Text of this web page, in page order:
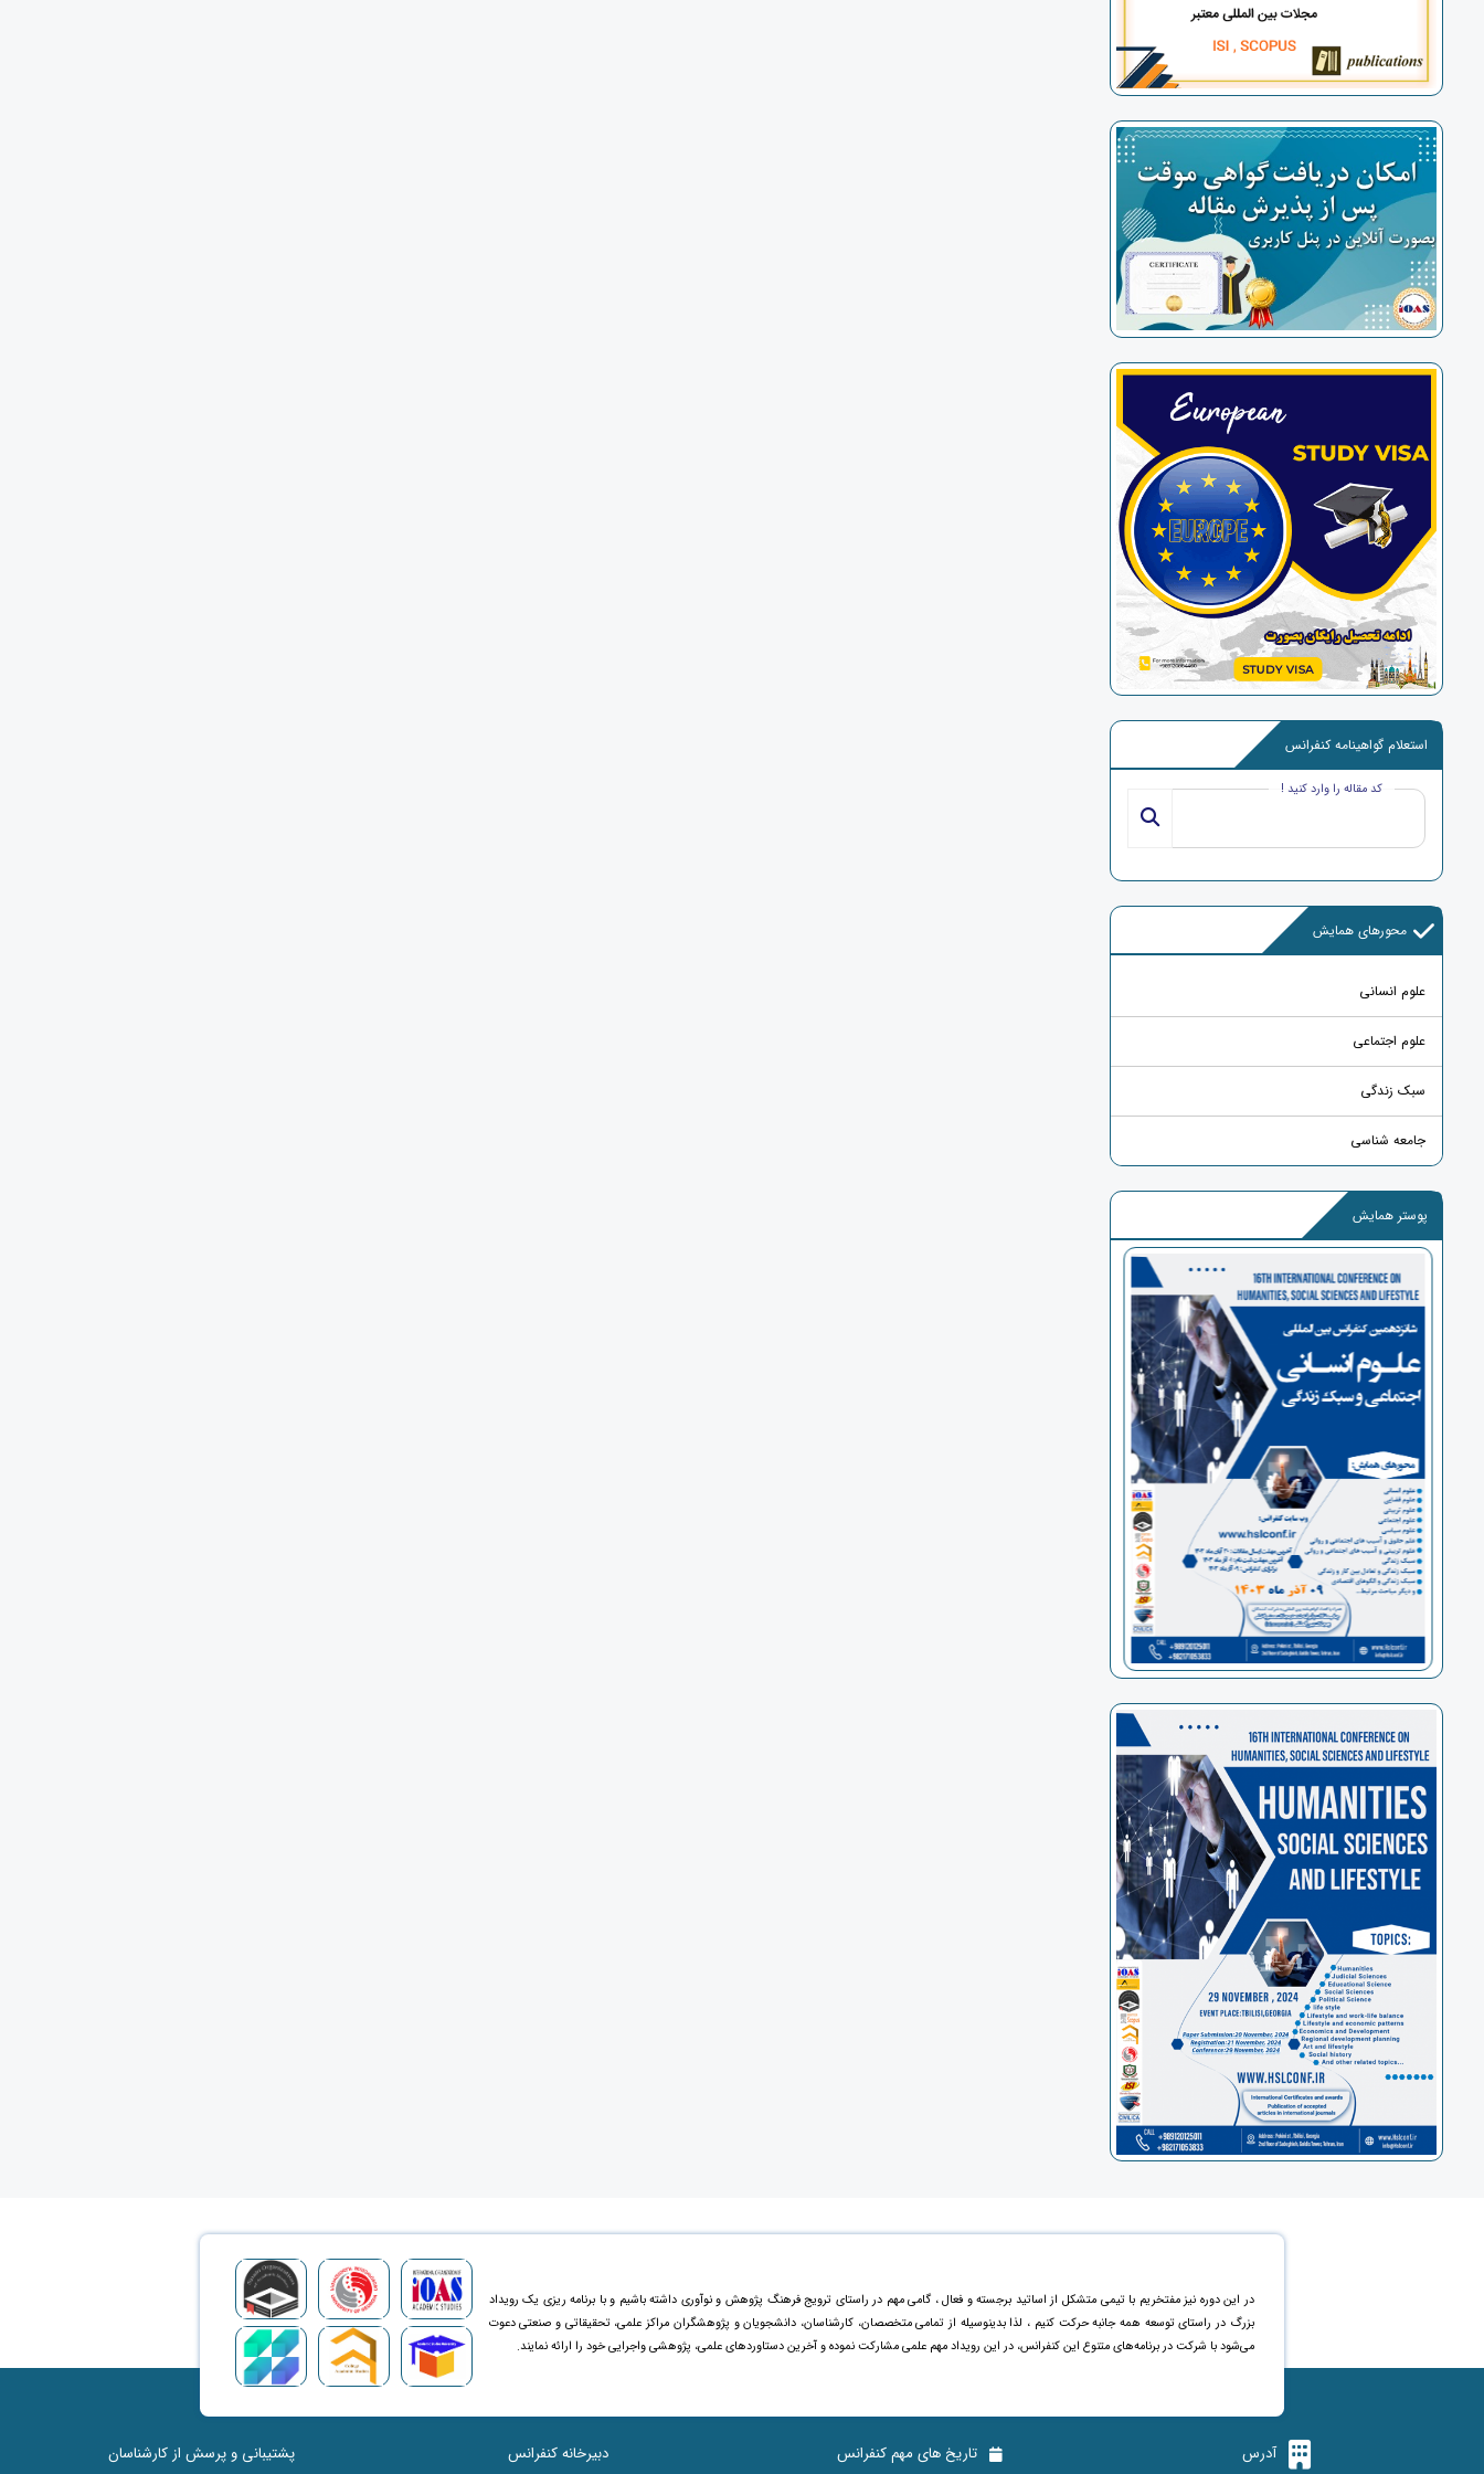
استعلام گواهینامه کنفرانس
کد مقاله را وارد کنید !
محورهای همایش
علوم انسانی
علوم اجتماعی
سبک زندگی
جامعه شناسی
پوستر همایش
در این دوره نیز مفتخریم با تیمی متشکل از اساتید برجسته و فعال ، گامی مهم در راستای ترویج فرهنگ پژوهش و نوآوری داشته باشیم و با برنامه ریزی یک رویداد
بزرگ در راستای توسعه همه جانبه حرکت کنیم ، لذا بدینوسیله از تمامی متخصصان، کارشناسان، دانشجویان و پژوهشگران مراکز علمی، تحقیقاتی و صنعتی دعوت
می‌شود با شرکت در برنامه‌های متنوع این کنفرانس، در این رویداد مهم علمی مشارکت نموده و آخرین دستاورد‌های علمی، پژوهشی واجرایی خود را ارائه نمایند.
آدرس تاریخ های مهم کنفرانس دبیرخانه کنفرانس پشتیبانی و پرسش از کارشناسان